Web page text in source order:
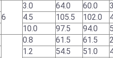
6
3.0 64.0 60.0
4.5 105.5 102.0
10.0 97.5 94.0
0.8 61.5 61.5
1.2 54.5 51.0